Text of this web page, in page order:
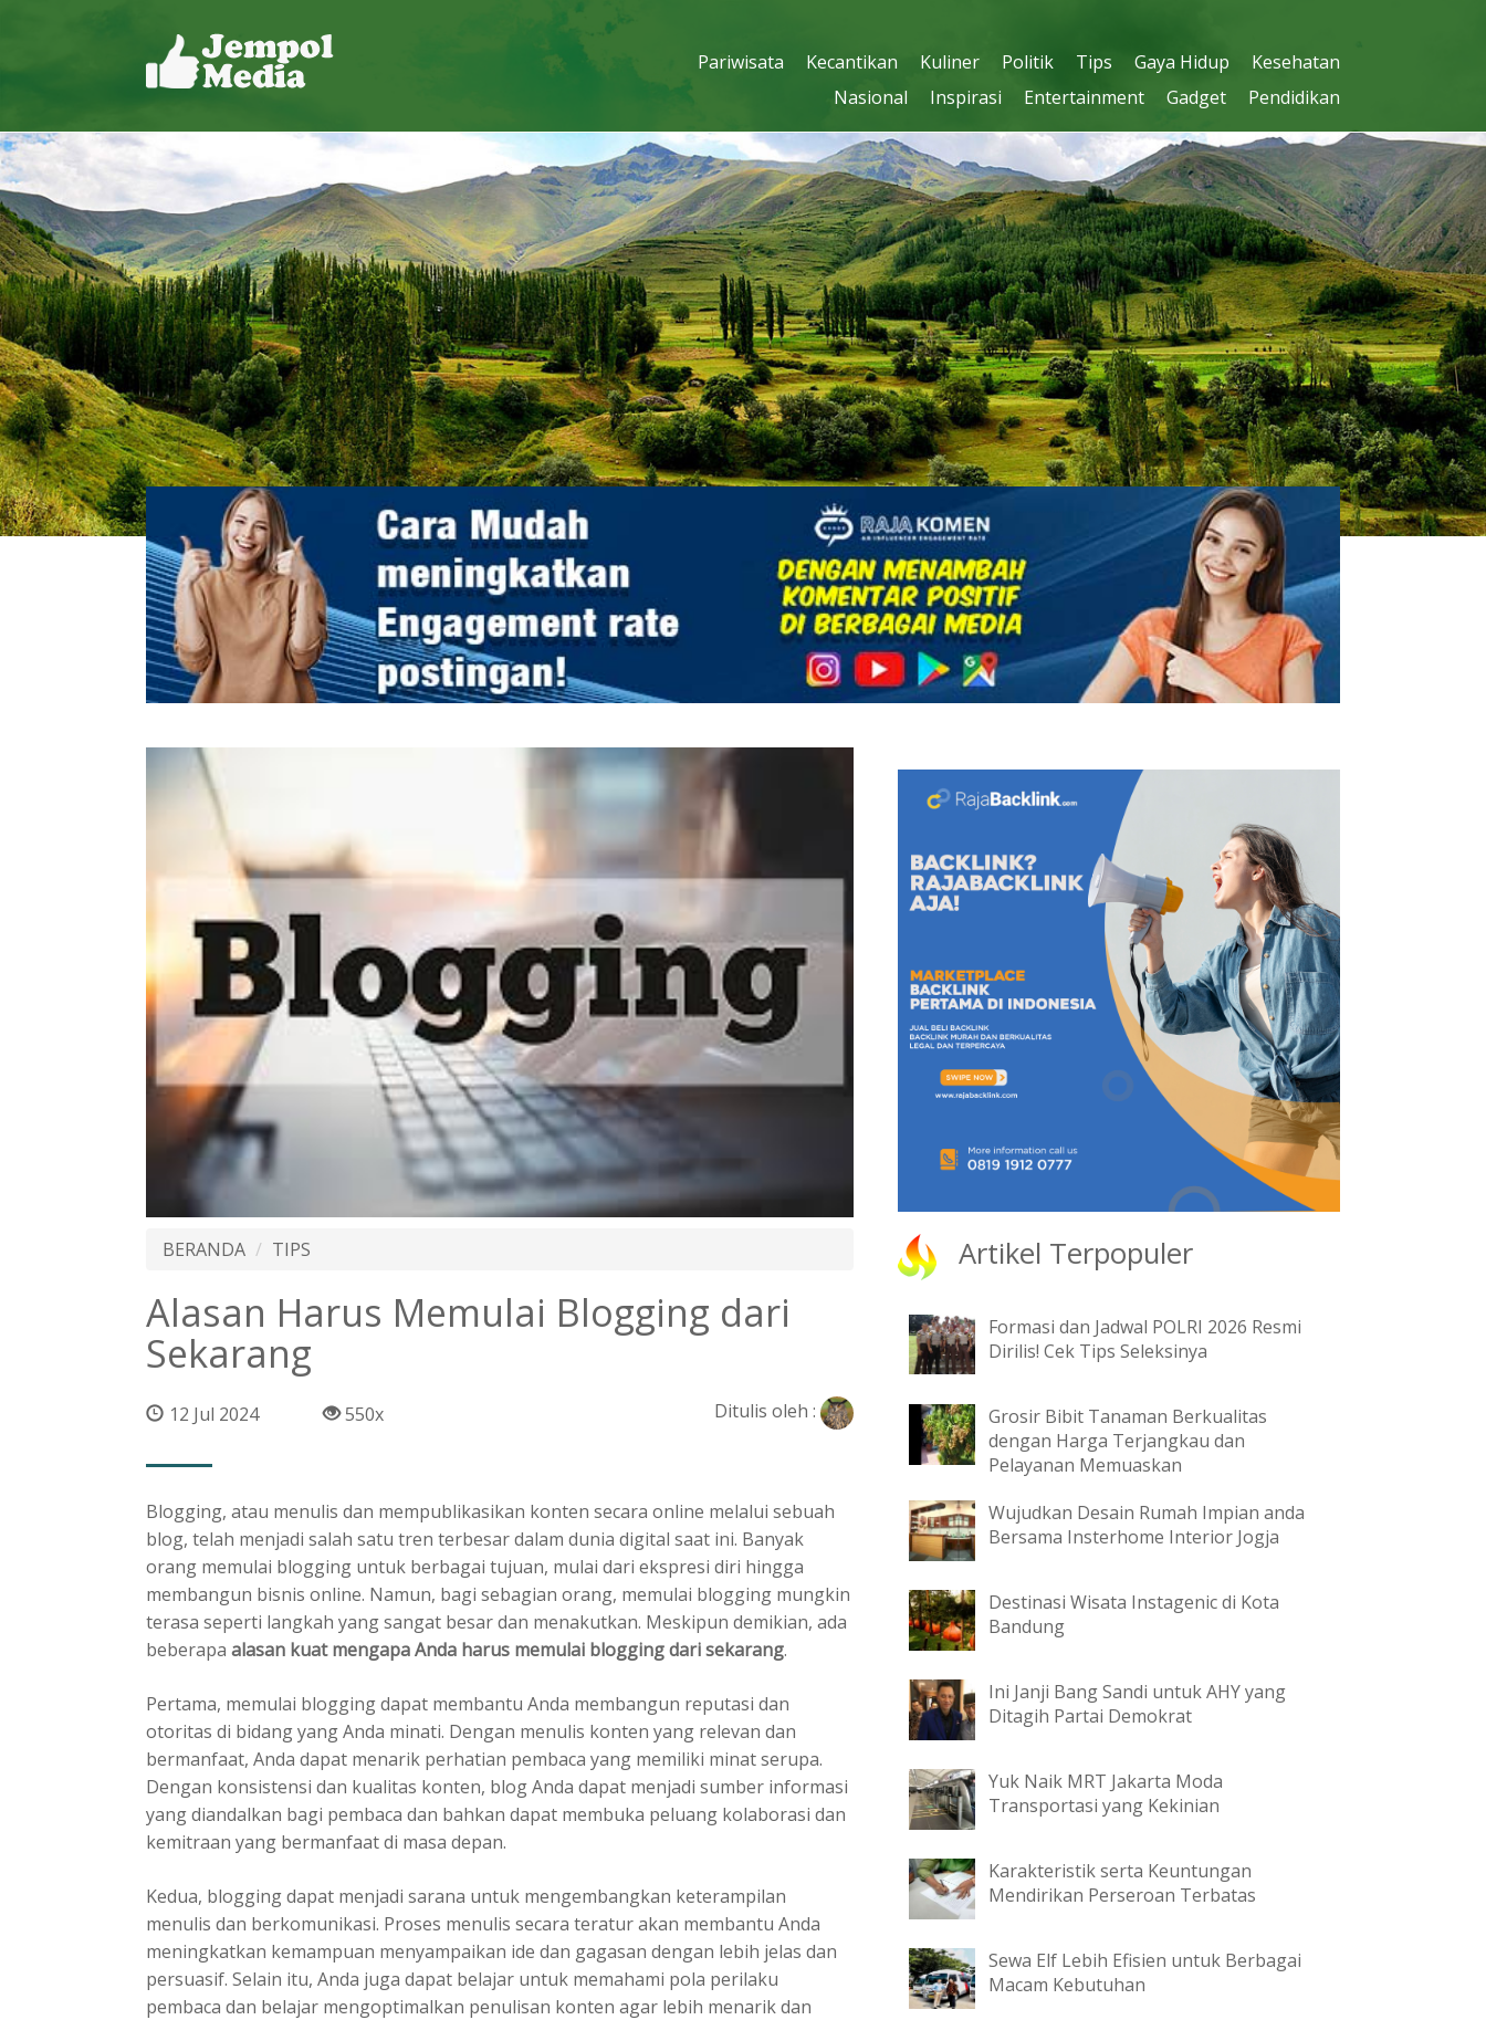
Pariwisata Kecantikan Kuliner Politik Tips Gaya Hidup
Kesehatan
Nasional
Inspirasi Entertainment Gadget Pendidikan
BERANDA TIPS
Alasan Harus Memulai Blogging dari
Sekarang
12 Jul 2024 550x Ditulis oleh :
Blogging, atau menulis dan mempublikasikan konten secara online melalui sebuah
blog, telah menjadi salah satu tren terbesar dalam dunia digital saat ini. Banyak
orang memulai blogging untuk berbagai tujuan, mulai dari ekspresi diri hingga
membangun bisnis online. Namun, bagi sebagian orang, memulai blogging mungkin
terasa seperti langkah yang sangat besar dan menakutkan. Meskipun demikian, ada
beberapa alasan kuat mengapa Anda harus memulai blogging dari sekarang.
Pertama, memulai blogging dapat membantu Anda membangun reputasi dan
otoritas di bidang yang Anda minati. Dengan menulis konten yang relevan dan
bermanfaat, Anda dapat menarik perhatian pembaca yang memiliki minat serupa.
Dengan konsistensi dan kualitas konten, blog Anda dapat menjadi sumber informasi
yang diandalkan bagi pembaca dan bahkan dapat membuka peluang kolaborasi dan
kemitraan yang bermanfaat di masa depan.
Kedua, blogging dapat menjadi sarana untuk mengembangkan keterampilan
menulis dan berkomunikasi. Proses menulis secara teratur akan membantu Anda
meningkatkan kemampuan menyampaikan ide dan gagasan dengan lebih jelas dan
persuasif. Selain itu, Anda juga dapat belajar untuk memahami pola perilaku
pembaca dan belajar mengoptimalkan penulisan konten agar lebih menarik dan
Artikel Terpopuler
Formasi dan Jadwal POLRI 2026 Resmi
Dirilis! Cek Tips Seleksinya
Grosir Bibit Tanaman Berkualitas
dengan Harga Terjangkau dan
Pelayanan Memuaskan
Wujudkan Desain Rumah Impian anda
Bersama Insterhome Interior Jogja
Destinasi Wisata Instagenic di Kota
Bandung
Ini Janji Bang Sandi untuk AHY yang
Ditagih Partai Demokrat
Yuk Naik MRT Jakarta Moda
Transportasi yang Kekinian
Karakteristik serta Keuntungan
Mendirikan Perseroan Terbatas
Sewa Elf Lebih Efisien untuk Berbagai
Macam Kebutuhan